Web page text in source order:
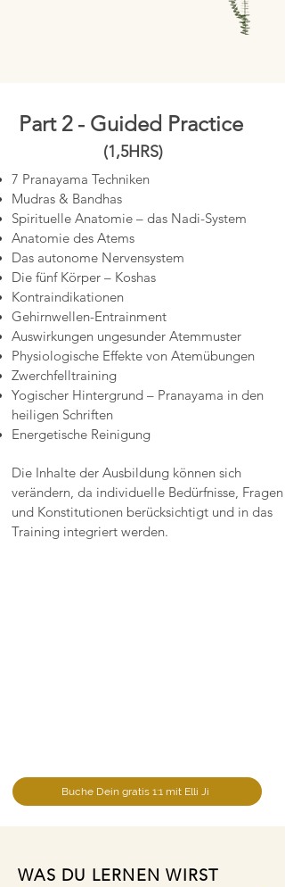
Part 2 - Guided Practice
(1,5HRS)
7 Pranayama Techniken
Mudras & Bandhas
Spirituelle Anatomie – das Nadi-System
Anatomie des Atems
Das autonome Nervensystem
Die fünf Körper – Koshas
Kontraindikationen
Gehirnwellen-Entrainment
Auswirkungen ungesunder Atemmuster
Physiologische Effekte von Atemübungen
Zwerchfelltraining
Yogischer Hintergrund – Pranayama in den
heiligen Schriften
Energetische Reinigung
Die Inhalte der Ausbildung können sich
verändern, da individuelle Bedürfnisse, Fragen
und Konstitutionen berücksichtigt und in das
Training integriert werden.
Buche Dein gratis 1:1 mit Elli Ji
WAS DU LERNEN WIRST
WAS DU LERNEN WIRST